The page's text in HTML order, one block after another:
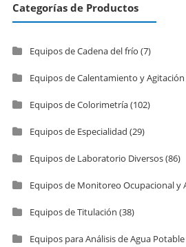
Categorías de Productos
Equipos de Cadena del frío (7)
Equipos de Calentamiento y Agitación
Equipos de Colorimetría(102)
Equipos de Especialidad (29)
Equipos de Laboratorio Diversos(86)
Equipos de Monitoreo Ocupacional y
Equipos de Titulación (38)
Equipos para Análisis de Agua Potable